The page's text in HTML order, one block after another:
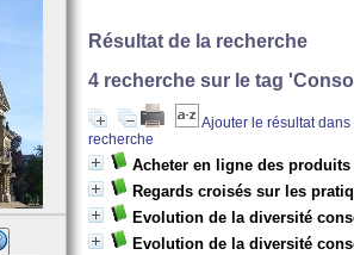
Résultat de la recherche
4 recherche sur le tag
Ajouter le résultat
recherche
Acheter en ligne des produits
Regards croisés sur les
Evolution de la diversité
Evolution de la diversité